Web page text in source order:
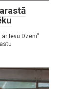
Ievu Dzeni”